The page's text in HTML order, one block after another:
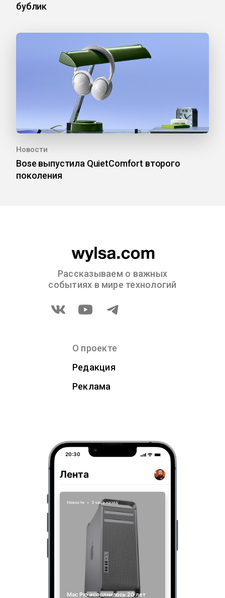
бублик
Новости
Bose выпустила QuietComfort второго
поколения
Рассказываем о важных
событиях в мире технологий
О проекте
Редакция
Реклама
20:30
Лента
Новости • 3 часа назад
Mac Pro исполнилось 20 лет